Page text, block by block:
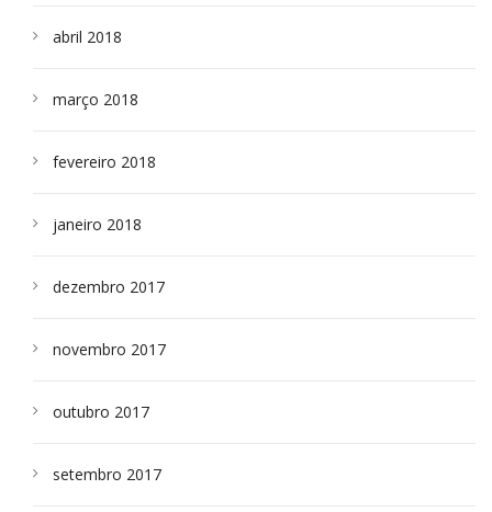
abril 2018
março 2018
fevereiro 2018
janeiro 2018
dezembro 2017
novembro 2017
outubro 2017
setembro 2017